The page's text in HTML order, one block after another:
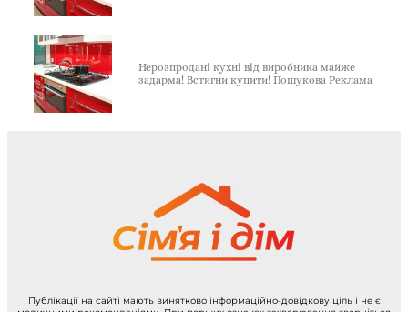
Нерозпродані кухні від виробника майже
задарма! Встигни купити! Пошукова Реклама
Публікації на сайті мають винятково інформаційно-довідкову ціль і не є